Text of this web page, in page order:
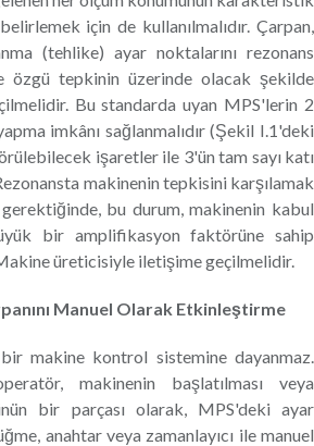
için de kullanılmalıdır. Çarpan,
(tehlike) ayar noktalarını rezonans
özgü tepkinin üzerinde olacak şekilde
Bu standarda uyan MPS'lerin 2
imkânı sağlanmalıdır (Şekil I.1'deki
işaretler ile 3'ün tam sayı katı
makinenin tepkisini karşılamak
bu durum, makinenin kabul
bir amplifikasyon faktörüne sahip
üreticisiyle iletişime geçilmelidir.
Manuel Olarak Etkinleştirme
makine kontrol sistemine dayanmaz.
makinenin başlatılması veya
bir parçası olarak, MPS'deki ayar
anahtar veya zamanlayıcı ile manuel